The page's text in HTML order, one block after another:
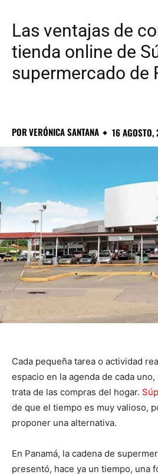
Las ventajas de
tienda online de
supermercado de
PORVERÓNICA SANTANA 16
Cada pequeña tarea o actividad
espacio en la agenda de cada
trata de las compras del hogar.
de que el tiempo es muy valioso,
proponer una alternativa.
En Panamá, la cadena de
presentó, hace ya un tiempo, una